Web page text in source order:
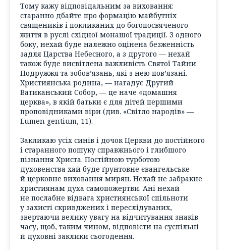
Тому кажу відповідальним за виховання:
старанно дбайте про формацію майбутніх
священиків і покликаних до богопосвяченого
життя в руслі східної монашої традиції. З одного
боку, нехай буде належно оцінена безженність
задля Царства Небесного, а з другого — нехай
також буде висвітлена важливість Святої Тайни
Подружжя та зобов’язань, які з нею пов’язані.
Християнська родина, — нагадує Другий
Ватиканський Собор, — це наче «домашня
церква», в якій батьки є для дітей першими
проповідниками віри (див. «Світло народів» —
Lumen gentium, 11).
Закликаю усіх синів і дочок Церкви до постійного
і старанного пошуку справжнього і глибшого
пізнання Христа. Постійною турботою
духовенства хай буде ґрунтовне євангельське
й церковне виховання мирян. Нехай не забракне
християнам духа самопожертви. Ані нехай
не послабне відвага християнської спільноти
у захисті скривджених і переслідуваних,
звертаючи велику увагу на відчитування знаків
часу, щоб, таким чином, відповісти на суспільні
й духовні заклики сьогодення.